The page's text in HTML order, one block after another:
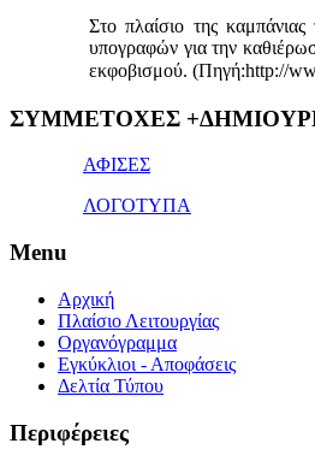
Στο πλαίσιο της
υπογραφών για την
εκφοβισμού. (Πηγή:http://
1x
ΣΥΜΜΕΤΟΧΕΣ
ΑΦΙΣΕΣ
ΛΟΓΟΤΥΠΑ
Menu
Αρχική
Πλαίσιο Λειτουργίας
Οργανόγραμμα
Εγκύκλιοι - Αποφάσεις
Δελτία Τύπου
Περιφέρειες